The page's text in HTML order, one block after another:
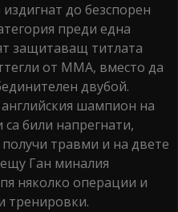
до безспорен
преди една
защитаващ титлата
от ММА, вместо да
двубой.
шампион на
били напрегнати,
травми и на двете
Ган миналия
няколко операции и
тренировки.